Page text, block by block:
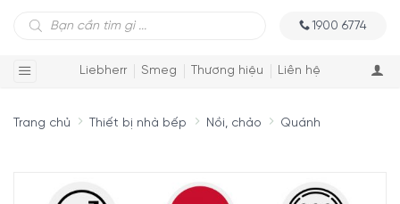
Tìm
kiếm
1900 6774
Liebherr Smeg Thương hiệu Liên hệ
Trang chủ Thiết bị nhà bếp Nồi, chảo Quánh